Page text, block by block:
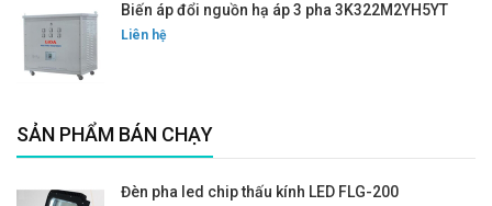
Biến áp đổi nguồn hạ áp 3 pha 3K322M2YH5YT
Liên hệ
SẢN PHẨM BÁN CHẠY
Đèn pha led chip thấu kính LED FLG-200